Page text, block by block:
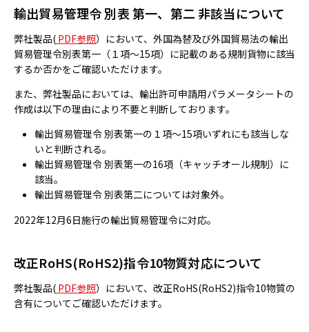
COMPANY
会社案内
メディア情報
NEWS
CONTACT
オンラインショップ
Google Translate
輸出貿易管理令 別表 第一、第二 非該当について
弊社製品( PDF参照）において、外国為替及び外国貿易法の輸出
貿易管理令別表第一（１項～15項）に記載のある規制貨物に該当
するか否かをご確認いただけます。
また、弊社製品においては、輸出許可申請用パラメータシートの
作成は以下の理由により不要と判断しております。
輸出貿易管理令 別表第一の１項～15項いずれにも該当しな
いと判断される。
輸出貿易管理令 別表第一の16項（キャッチオール規制）に
該当。
輸出貿易管理令 別表第二については対象外。
2022年12月6日施行の輸出貿易管理令に対応。
改正RoHS(RoHS2)指令10物質対応について
弊社製品( PDF参照）において、改正RoHS(RoHS2)指令10物質の
含有についてご確認いただけます。